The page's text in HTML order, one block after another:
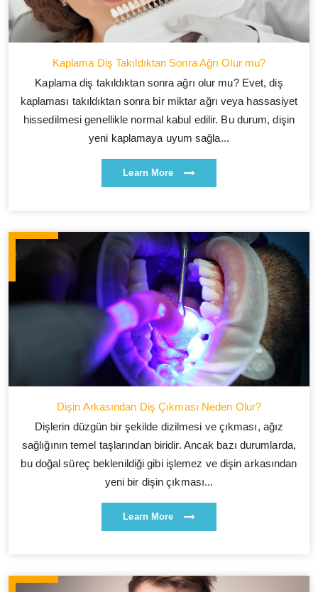
Kaplama Diş Takıldıktan Sonra Ağrı Olur mu?
Kaplama diş takıldıktan sonra ağrı olur mu? Evet, diş
kaplaması takıldıktan sonra bir miktar ağrı veya hassasiyet
hissedilmesi genellikle normal kabul edilir. Bu durum, dişin
yeni kaplamaya uyum sağla...
Learn More
Dişin Arkasından Diş Çıkması Neden Olur?
Dişlerin düzgün bir şekilde dizilmesi ve çıkması, ağız
sağlığının temel taşlarından biridir. Ancak bazı durumlarda,
bu doğal süreç beklenildiği gibi işlemez ve dişin arkasından
yeni bir dişin çıkması...
Learn More